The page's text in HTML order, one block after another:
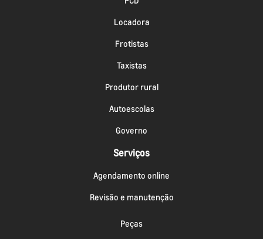
Locadora
Frotistas
Taxistas
Produtor rural
Autoescolas
Governo
Serviços
Agendamento online
Revisão e manutenção
Peças